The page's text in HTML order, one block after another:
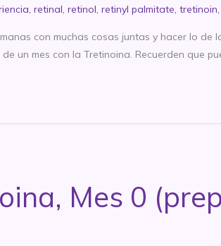
, retinal, retinol, retinyl palmitate, tretinoin,
con muchas cosas juntas y hacer lo
un mes con la Tretinoina. Recuerden que
Mes 0